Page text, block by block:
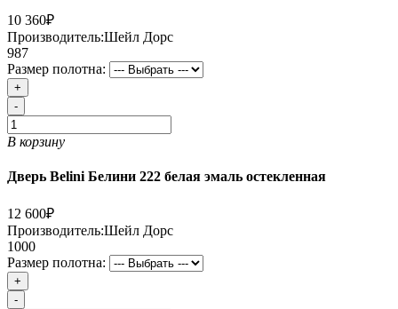
10 360₽
Производитель:Шейл Дорс
987
Размер полотна:
+
-
В корзину
Дверь Belini Белини 222 белая эмаль остекленная
12 600₽
Производитель:Шейл Дорс
1000
Размер полотна:
+
-